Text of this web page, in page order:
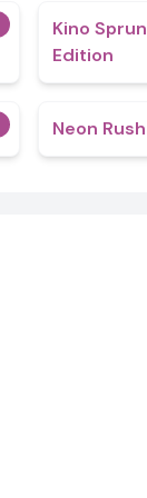
Kino
Edition
Neon Rush